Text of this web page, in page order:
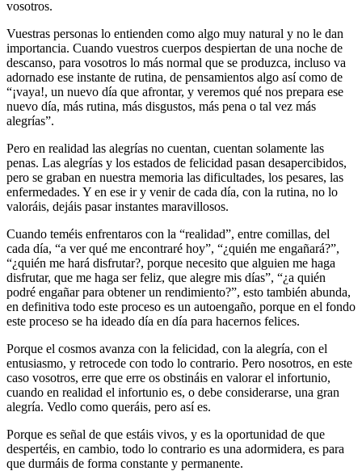
vosotros.
Vuestras personas lo entienden como algo muy natural y no le dan
importancia. Cuando vuestros cuerpos despiertan de una noche de
descanso, para vosotros lo más normal que se produzca, incluso va
adornado ese instante de rutina, de pensamientos algo así como de
“¡vaya!, un nuevo día que afrontar, y veremos qué nos prepara ese
nuevo día, más rutina, más disgustos, más pena o tal vez más
alegrías”.
Pero en realidad las alegrías no cuentan, cuentan solamente las
penas. Las alegrías y los estados de felicidad pasan desapercibidos,
pero se graban en nuestra memoria las dificultades, los pesares, las
enfermedades. Y en ese ir y venir de cada día, con la rutina, no lo
valoráis, dejáis pasar instantes maravillosos.
Cuando teméis enfrentaros con la “realidad”, entre comillas, del
cada día, “a ver qué me encontraré hoy”, “¿quién me engañará?”,
“¿quién me hará disfrutar?, porque necesito que alguien me haga
disfrutar, que me haga ser feliz, que alegre mis días”, “¿a quién
podré engañar para obtener un rendimiento?”, esto también abunda,
en definitiva todo este proceso es un autoengaño, porque en el fondo
este proceso se ha ideado día en día para hacernos felices.
Porque el cosmos avanza con la felicidad, con la alegría, con el
entusiasmo, y retrocede con todo lo contrario. Pero nosotros, en este
caso vosotros, erre que erre os obstináis en valorar el infortunio,
cuando en realidad el infortunio es, o debe considerarse, una gran
alegría. Vedlo como queráis, pero así es.
Porque es señal de que estáis vivos, y es la oportunidad de que
despertéis, en cambio, todo lo contrario es una adormidera, es para
que durmáis de forma constante y permanente.